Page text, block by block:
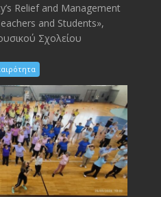
Relief and Management
and Students»,
Σχολείου